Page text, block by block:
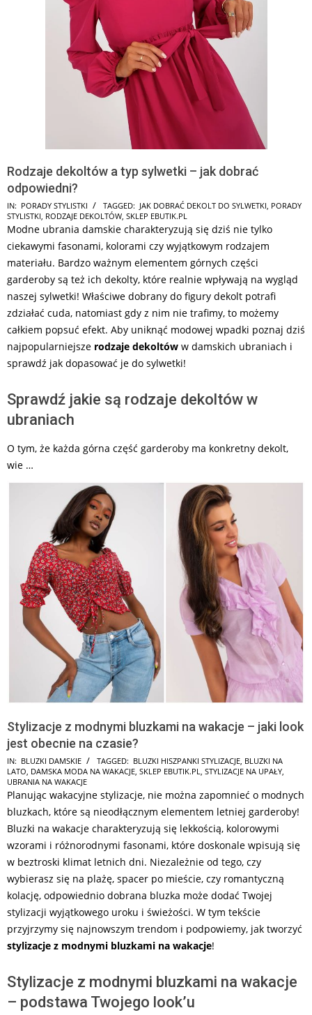
Rodzaje dekoltów a typ sylwetki – jak dobrać
odpowiedni?
2026-
06-
IN: PORADY STYLISTKI TAGGED: JAK DOBRAĆ DEKOLT DO SYLWETKI, PORADY
STYLISTKI, RODZAJE DEKOLTÓW, SKLEP EBUTIK.PL
Modne ubrania damskie charakteryzują się dziś nie tylko
ciekawymi fasonami, kolorami czy wyjątkowym rodzajem
materiału. Bardzo ważnym elementem górnych części
garderoby są też ich dekolty, które realnie wpływają na wygląd
naszej sylwetki! Właściwe dobrany do figury dekolt potrafi
zdziałać cuda, natomiast gdy z nim nie trafimy, to możemy
całkiem popsuć efekt. Aby uniknąć modowej wpadki poznaj dziś
najpopularniejsze rodzaje dekoltów w damskich ubraniach i
sprawdź jak dopasować je do sylwetki!
Sprawdź jakie są rodzaje dekoltów w
ubraniach
O tym, że każda górna część garderoby ma konkretny dekolt,
wie …
Stylizacje z modnymi bluzkami na wakacje – jaki look
jest obecnie na czasie?
2026-
06-
15
IN: BLUZKI DAMSKIE TAGGED: BLUZKI HISZPANKI STYLIZACJE, BLUZKI NA
LATO, DAMSKA MODA NA WAKACJE, SKLEP EBUTIK.PL, STYLIZACJE NA UPAŁY,
UBRANIA NA WAKACJE
Planując wakacyjne stylizacje, nie można zapomnieć o modnych
bluzkach, które są nieodłącznym elementem letniej garderoby!
Bluzki na wakacje charakteryzują się lekkością, kolorowymi
wzorami i różnorodnymi fasonami, które doskonale wpisują się
w beztroski klimat letnich dni. Niezależnie od tego, czy
wybierasz się na plażę, spacer po mieście, czy romantyczną
kolację, odpowiednio dobrana bluzka może dodać Twojej
stylizacji wyjątkowego uroku i świeżości. W tym tekście
przyjrzymy się najnowszym trendom i podpowiemy, jak tworzyć
stylizacje z modnymi bluzkami na wakacje!
Stylizacje z modnymi bluzkami na wakacje
– podstawa Twojego look’u